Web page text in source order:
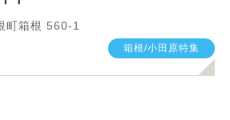
○○したい
町箱根 560-1
箱根/小田原特集